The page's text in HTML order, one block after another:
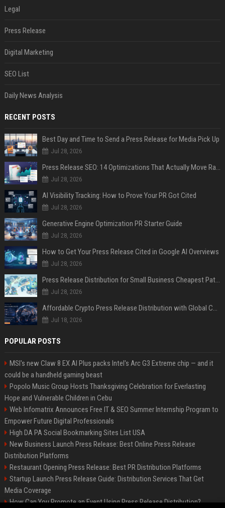
Legal
Press Release
Digital Marketing
SEO List
Daily News Analysis
RECENT POSTS
Best Day and Time to Send a Press Release for Media Pick Up
Jul 28, 2026
Press Release SEO: 14 Optimizations That Actually Move Rankings
Jul 28, 2026
AI Visibility Tracking: How to Prove Your PR Got Cited
Jul 28, 2026
Generative Engine Optimization PR Starter Guide
Jul 28, 2026
How to Get Your Press Release Cited in Google AI Overviews
Jul 28, 2026
Press Release Distribution for Small Business Cheapest Path to Real Coverage
Jul 28, 2026
Affordable Crypto Press Release Distribution with Global Coverage
Jul 18, 2026
POPULAR POSTS
MSI's new Claw 8 EX AI Plus packs Intel's Arc G3 Extreme chip — and it
could be a handheld gaming beast
Popolo Music Group Hosts Thanksgiving Celebration for Everlasting
Hope and Vulnerable Children in Cebu
Web Infomatrix Announces Free IT & SEO Summer Internship Program to
Empower Future Digital Professionals
High DA PA Social Bookmarking Sites List USA
New Business Launch Press Release: Best Online Press Release
Distribution Platforms
Restaurant Opening Press Release: Best PR Distribution Platforms
Startup Launch Press Release Guide: Distribution Services That Get
Media Coverage
How Can You Promote an Event Using Press Release Distribution?